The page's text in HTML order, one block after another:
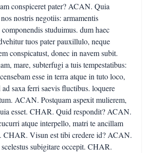
conspiceret pater? ACAN. Quia
nostris negotiis: armamentis
studuimus. dum haec
tuos pater pauxillulo, neque
conspicatust, donec in navem subit.
mare, subterfugi a tuis tempestatibus:
esse in terra atque in tuto loco,
saxa ferri saevis fluctibus. loquere
ACAN. Postquam aspexit mulierem,
esset. CHAR. Quid respondit? ACAN.
atque interpello, matri te ancillam
CHAR. Visun est tibi credere id? ACAN.
subigitare occepit. CHAR.